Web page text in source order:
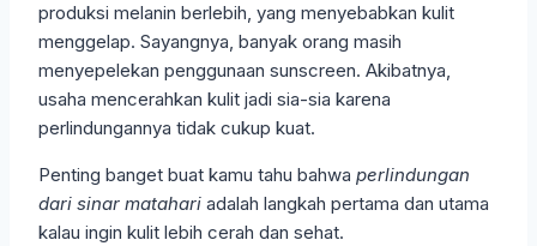
produksi melanin berlebih, yang menyebabkan kulit
menggelap. Sayangnya, banyak orang masih
menyepelekan penggunaan sunscreen. Akibatnya,
usaha mencerahkan kulit jadi sia-sia karena
perlindungannya tidak cukup kuat.
Penting banget buat kamu tahu bahwa perlindungan
dari sinar matahari adalah langkah pertama dan utama
kalau ingin kulit lebih cerah dan sehat.